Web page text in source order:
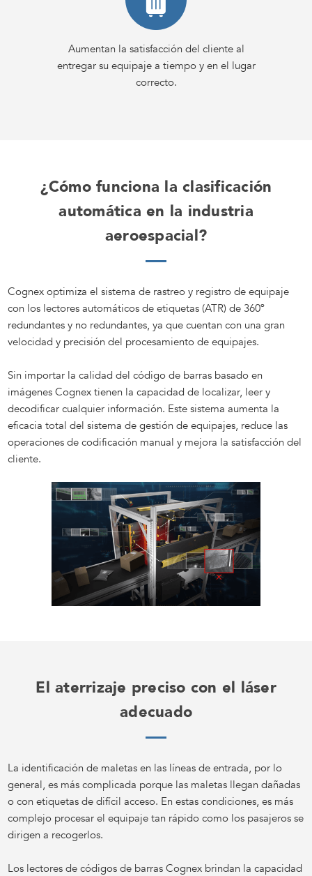
Aumentan la satisfacción del cliente al
entregar su equipaje a tiempo y en el lugar
correcto.
¿Cómo funciona la clasificación
automática en la industria
aeroespacial?
Cognex optimiza el sistema de rastreo y registro de equipaje
con los lectores automáticos de etiquetas (ATR) de 360º
redundantes y no redundantes, ya que cuentan con una gran
velocidad y precisión del procesamiento de equipajes.
Sin importar la calidad del código de barras basado en
imágenes Cognex tienen la capacidad de localizar, leer y
decodificar cualquier información. Este sistema aumenta la
eficacia total del sistema de gestión de equipajes, reduce las
operaciones de codificación manual y mejora la satisfacción del
cliente.
El aterrizaje preciso con el láser
adecuado
La identificación de maletas en las líneas de entrada, por lo
general, es más complicada porque las maletas llegan dañadas
o con etiquetas de difícil acceso. En estas condiciones, es más
complejo procesar el equipaje tan rápido como los pasajeros se
dirigen a recogerlos.
Los lectores de códigos de barras Cognex brindan la capacidad